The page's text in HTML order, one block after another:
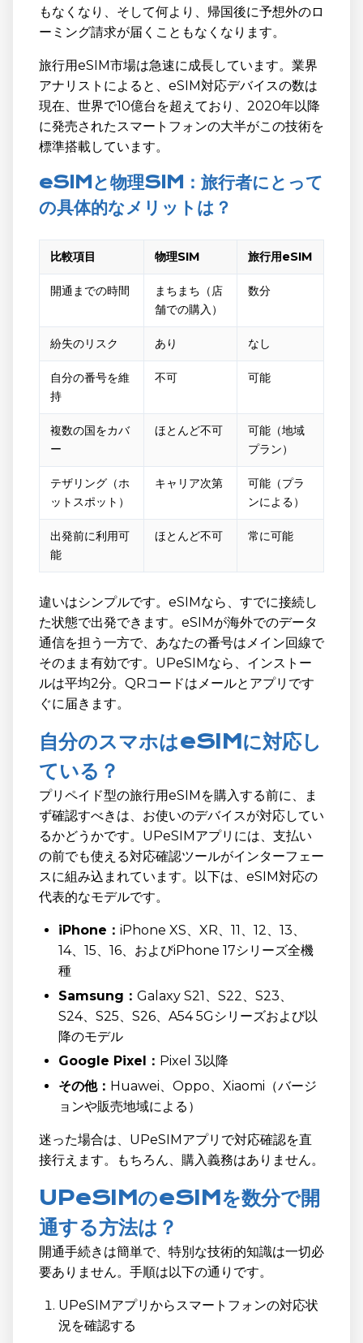
もなくなり、そして何より、帰国後に予想外のロ
ーミング請求が届くこともなくなります。
旅行用eSIM市場は急速に成長しています。業界
アナリストによると、eSIM対応デバイスの数は
現在、世界で10億台を超えており、2020年以降
に発売されたスマートフォンの大半がこの技術を
標準搭載しています。
eSIMと物理SIM：旅行者にとって
の具体的なメリットは？
比較項目 物理SIM 旅行用eSIM
開通までの時間
まちまち（店
舗での購入）
数分
紛失のリスク あり なし
自分の番号を維
持
不可 可能
複数の国をカバ
ー
ほとんど不可
可能（地域
プラン）
テザリング（ホ
ットスポット）
キャリア次第
可能（プラ
ンによる）
出発前に利用可
能
ほとんど不可 常に可能
違いはシンプルです。eSIMなら、すでに接続し
た状態で出発できます。eSIMが海外でのデータ
通信を担う一方で、あなたの番号はメイン回線で
そのまま有効です。UPeSIMなら、インストー
ルは平均2分。QRコードはメールとアプリです
ぐに届きます。
自分のスマホはeSIMに対応し
ている？
プリペイド型の旅行用eSIMを購入する前に、ま
ず確認すべきは、お使いのデバイスが対応してい
るかどうかです。UPeSIMアプリには、支払い
の前でも使える対応確認ツールがインターフェー
スに組み込まれています。以下は、eSIM対応の
代表的なモデルです。
iPhone： iPhone XS、XR、11、12、13、
14、15、16、およびiPhone 17シリーズ全機
種
Samsung： Galaxy S21、S22、S23、
S24、S25、S26、A54 5Gシリーズおよび以
降のモデル
Google Pixel： Pixel 3以降
その他： Huawei、Oppo、Xiaomi（バージ
ョンや販売地域による）
迷った場合は、UPeSIMアプリで対応確認を直
接行えます。もちろん、購入義務はありません。
UPeSIMのeSIMを数分で開
通する方法は？
開通手続きは簡単で、特別な技術的知識は一切必
要ありません。手順は以下の通りです。
UPeSIMアプリからスマートフォンの対応状
況を確認する